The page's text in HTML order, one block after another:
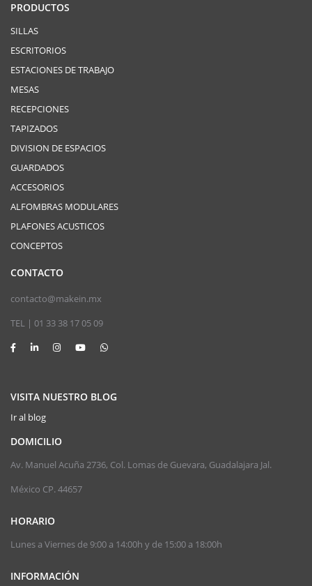
PRODUCTOS
SILLAS
ESCRITORIOS
ESTACIONES DE TRABAJO
MESAS
RECEPCIONES
TAPIZADOS
DIVISION DE ESPACIOS
GUARDADOS
ACCESORIOS
ALFOMBRAS MODULARES
PLAFONES ACUSTICOS
CONCEPTOS
CONTACTO
contacto@makein.mx
TEL | 01 33 38 17 05 09
VISITA NUESTRO BLOG
Ir al blog
DOMICILIO
Av. Manuel Acuña 2736, Col. Lomas de Guevara, Guadalajara Jal.
México CP. 44657
HORARIO
Lunes a Viernes de 9:00 a 14:00h y de 15:00 a 18:00h
INFORMACIÓN